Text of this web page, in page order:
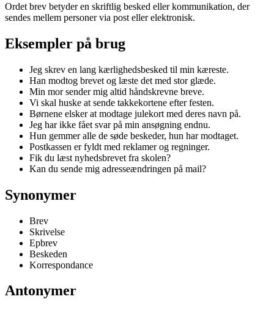
Ordet brev betyder en skriftlig besked eller kommunikation, der
sendes mellem personer via post eller elektronisk.
Eksempler på brug
Jeg skrev en lang kærlighedsbesked til min kæreste.
Han modtog brevet og læste det med stor glæde.
Min mor sender mig altid håndskrevne breve.
Vi skal huske at sende takkekortene efter festen.
Børnene elsker at modtage julekort med deres navn på.
Jeg har ikke fået svar på min ansøgning endnu.
Hun gemmer alle de søde beskeder, hun har modtaget.
Postkassen er fyldt med reklamer og regninger.
Fik du læst nyhedsbrevet fra skolen?
Kan du sende mig adresseændringen på mail?
Synonymer
Brev
Skrivelse
Epbrev
Beskeden
Korrespondance
Antonymer